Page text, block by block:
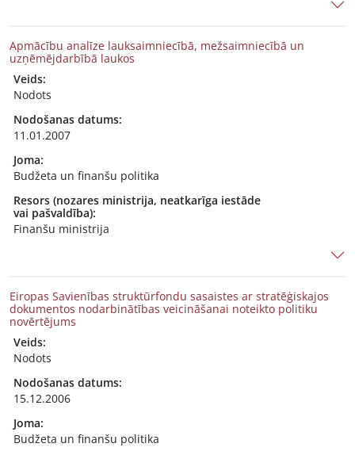
Apmācību analīze lauksaimniecībā, mežsaimniecībā un
uzņēmējdarbībā laukos
Veids:
Nodots
Nodošanas datums:
11.01.2007
Joma:
Budžeta un finanšu politika
Resors (nozares ministrija, neatkarīga iestāde
vai pašvaldība):
Finanšu ministrija
Eiropas Savienības struktūrfondu sasaistes ar stratēģiskajos
dokumentos nodarbinātības veicināšanai noteikto politiku
novērtējums
Veids:
Nodots
Nodošanas datums:
15.12.2006
Joma:
Budžeta un finanšu politika